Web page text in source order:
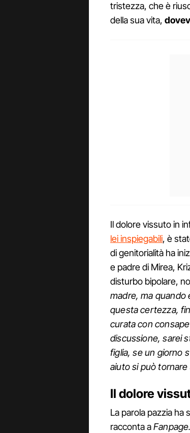
tristezza, che è
della sua vita,
Il dolore vissuto in
lei inspiegabili, è
di genitorialità ha
e padre di Mirea,
disturbo bipolare,
madre, ma quando
questa certezza,
curata con
discussione, sarei
figlia, se un giorno
aiuto si può tornare
Il dolore
La parola pazzia ha
racconta a